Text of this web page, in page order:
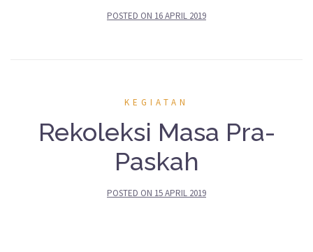
POSTED ON 16 APRIL 2019
KEGIATAN
Rekoleksi Masa Pra-
Paskah
POSTED ON 15 APRIL 2019